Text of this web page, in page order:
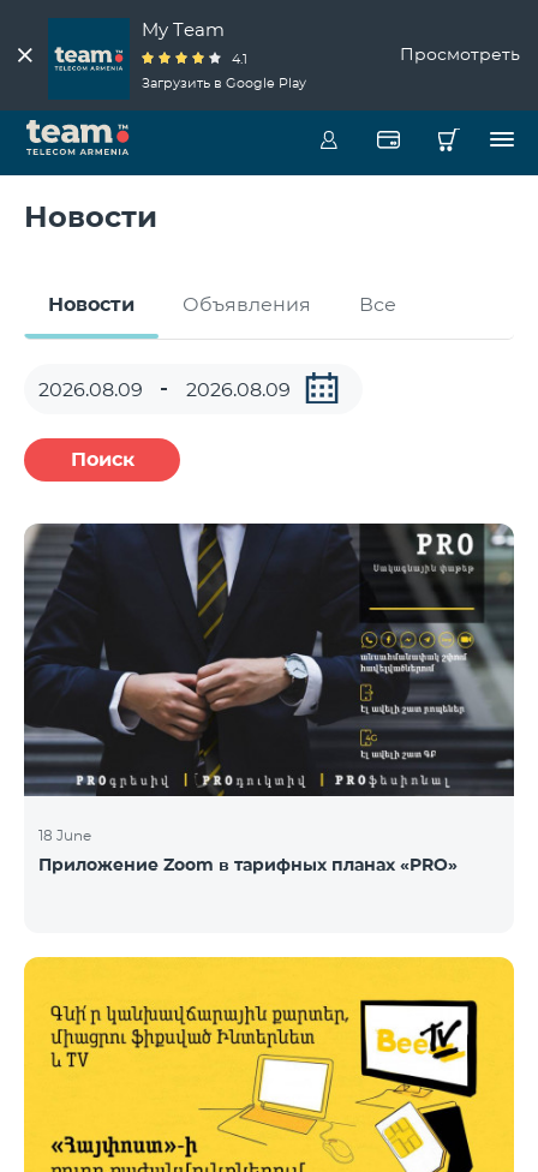
My Team
4.1
Загрузить в Google Play
Просмотреть
Новости
Новости Объявления Все
Поиск
18 June
Приложение Zoom в тарифных планах «PRO»